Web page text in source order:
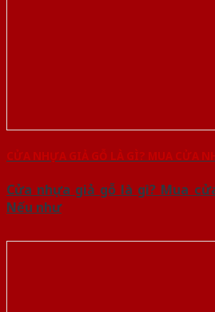
CỬA NHỰA GIẢ GỖ LÀ GÌ? MUA CỬA
Cửa nhựa giả gỗ là gì? Mua
Nếu như